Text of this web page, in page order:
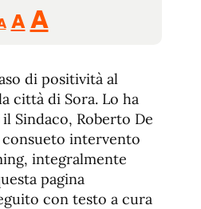
Reducir
tamaño
A Restablecer
tamaño
de
fuente
AAumentar
de
fuente.
di positività al
città di Sora. Lo ha
Sindaco, Roberto De
consueto intervento
integralmente
pagina
con testo a cura